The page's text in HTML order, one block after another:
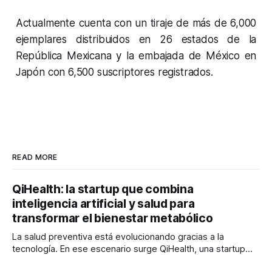
Actualmente cuenta con un tiraje de más de 6,000
ejemplares distribuidos en 26 estados de la
República Mexicana y la embajada de México en
Japón con 6,500 suscriptores registrados.
READ MORE
QiHealth: la startup que combina
inteligencia artificial y salud para
transformar el bienestar metabólico
La salud preventiva está evolucionando gracias a la
tecnología. En ese escenario surge QiHealth, una startup